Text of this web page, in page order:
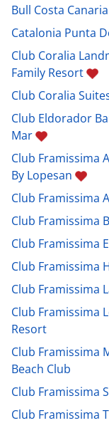
Bull Costa
Catalonia Punta
Club Coralia
Family Resort
Club Coralia
Club Eldorador
Mar
Club Framissima
By Lopesan
Club Framissima
Club Framissima
Club Framissima
Club Framissima
Club Framissima
Club Framissima
Resort
Club Framissima
Beach Club
Club Framissima
Club Framissima